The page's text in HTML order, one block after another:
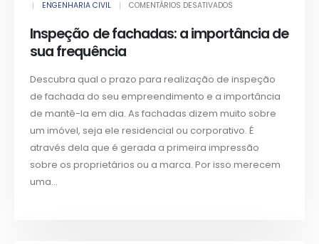
ENGENHARIA CIVIL COMENTÁRIOS DESATIVADOS
Inspeção de fachadas: a importância de
sua frequência
Descubra qual o prazo para realização de inspeção
de fachada do seu empreendimento e a importância
de mantê-la em dia. As fachadas dizem muito sobre
um imóvel, seja ele residencial ou corporativo. É
através dela que é gerada a primeira impressão
sobre os proprietários ou a marca. Por isso merecem
uma...